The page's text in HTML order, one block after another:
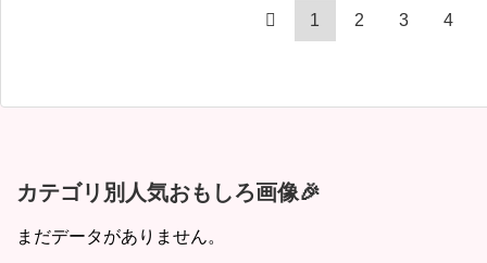
1 2 3 4
カテゴリ別人気おもしろ画像🎉
まだデータがありません。